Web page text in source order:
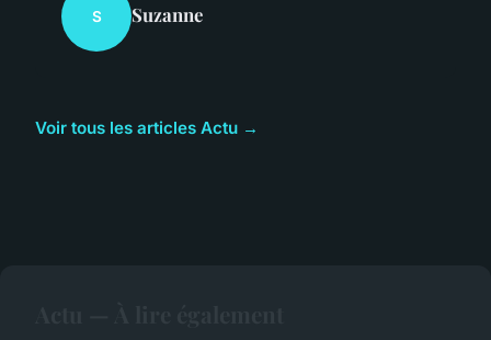
S Suzanne
Voir tous les articles Actu →